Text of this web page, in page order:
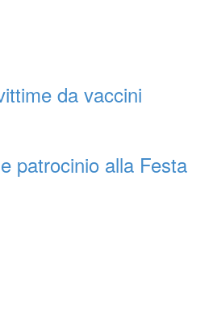
da vaccini
patrocinio alla Festa